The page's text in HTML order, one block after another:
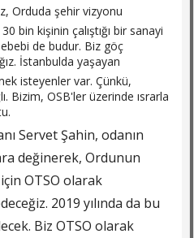
Orduda şehir vizyonu
bin kişinin çalıştığı bir sanayi
de budur. Biz göç
İstanbulda yaşayan
isteyenler var. Çünkü,
Bizim, OSB'ler üzerinde ısrarla
Servet Şahin, odanın
değinerek, Ordunun
OTSO olarak
2019 yılında da bu
Biz OTSO olarak